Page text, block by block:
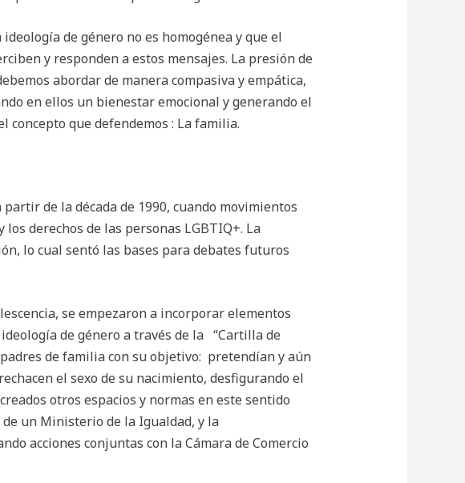
de género no es homogénea y que el
y responden a estos mensajes. La presión de
abordar de manera compasiva y empática,
en ellos un bienestar emocional y generando el
concepto que defendemos : La familia.
de la década de 1990, cuando movimientos
derechos de las personas LGBTIQ+. La
lo cual sentó las bases para debates futuros
se empezaron a incorporar elementos
de género a través de la “Cartilla de
de familia con su objetivo: pretendían y aún
el sexo de su nacimiento, desfigurando el
otros espacios y normas en este sentido
de un Ministerio de la Igualdad, y la
acciones conjuntas con la Cámara de Comercio